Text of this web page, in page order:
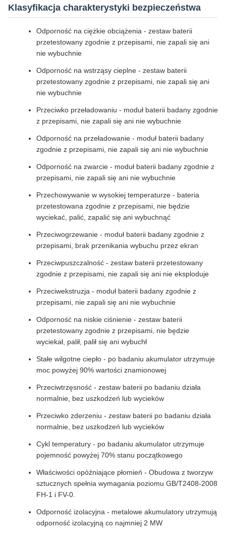
Klasyfikacja charakterystyki bezpieczeństwa
Odporność na ciężkie obciążenia - zestaw baterii
przetestowany zgodnie z przepisami, nie zapali się ani
nie wybuchnie
Odporność na wstrząsy cieplne - zestaw baterii
przetestowany zgodnie z przepisami, nie zapali się ani
nie wybuchnie
Przeciwko przeładowaniu - moduł baterii badany zgodnie
z przepisami, nie zapali się ani nie wybuchnie
Odporność na przeładowanie - moduł baterii badany
zgodnie z przepisami, nie zapali się ani nie wybuchnie
Odporność na zwarcie - moduł baterii badany zgodnie z
przepisami, nie zapali się ani nie wybuchnie
Przechowywanie w wysokiej temperaturze - bateria
przetestowana zgodnie z przepisami, nie będzie
wyciekać, palić, zapalić się ani wybuchnąć
Przeciwogrzewanie - moduł baterii badany zgodnie z
przepisami, brak przenikania wybuchu przez ekran
Przeciwpuszczalność - zestaw baterii przetestowany
zgodnie z przepisami, nie zapali się ani nie eksploduje
Przeciwekstruzja - moduł baterii badany zgodnie z
przepisami, nie zapali się ani nie wybuchnie
Odporność na niskie ciśnienie - zestaw baterii
przetestowany zgodnie z przepisami, nie będzie
wyciekał, palił, palił się ani wybuchł
Stałe wilgotne ciepło - po badaniu akumulator utrzymuje
moc powyżej 90% wartości znamionowej
Przeciwtrzęsność - zestaw baterii po badaniu działa
normalnie, bez uszkodzeń lub wycieków
Przeciwko zderzeniu - zestaw baterii po badaniu działa
normalnie, bez uszkodzeń lub wycieków
Cykl temperatury - po badaniu akumulator utrzymuje
pojemność powyżej 70% stanu początkowego
Właściwości opóźniające płomień - Obudowa z tworzyw
sztucznych spełnia wymagania poziomu GB/T2408-2008
FH-1 i FV-0.
Odporność izolacyjna - metalowe akumulatory utrzymują
odporność izolacyjną co najmniej 2 MW